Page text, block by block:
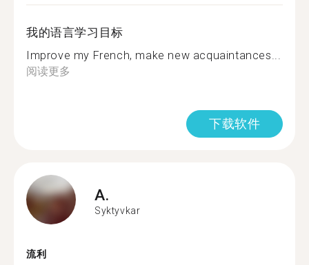
我的语言学习目标
Improve my French, make new acquaintances...
阅读更多
下载软件
A.
Syktyvkar
流利